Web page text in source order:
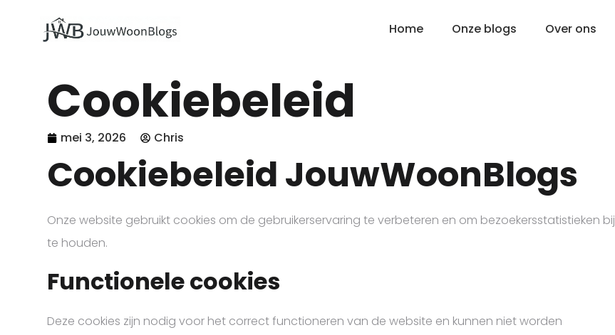
Home Onze blogs Over ons
Cookiebeleid
mei 3, 2026 Chris
Cookiebeleid JouwWoonBlogs
Onze website gebruikt cookies om de gebruikerservaring te verbeteren en om bezoekersstatistieken bij
te houden.
Functionele cookies
Deze cookies zijn nodig voor het correct functioneren van de website en kunnen niet worden